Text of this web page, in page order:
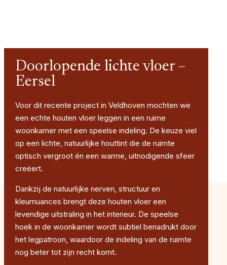
Doorlopende lichte vloer –
Eersel
Voor dit recente project in Veldhoven mochten we
een echte houten vloer leggen in een ruime
woonkamer met een speelse indeling. De keuze viel
op een lichte, natuurlijke houttint die de ruimte
optisch vergroot én een warme, uitnodigende sfeer
creëert.
Dankzij de natuurlijke nerven, structuur en
kleurnuances brengt deze houten vloer een
levendige uitstraling in het interieur. De speelse
hoek in de woonkamer wordt subtiel benadrukt door
het legpatroon, waardoor de indeling van de ruimte
nog beter tot zijn recht komt.